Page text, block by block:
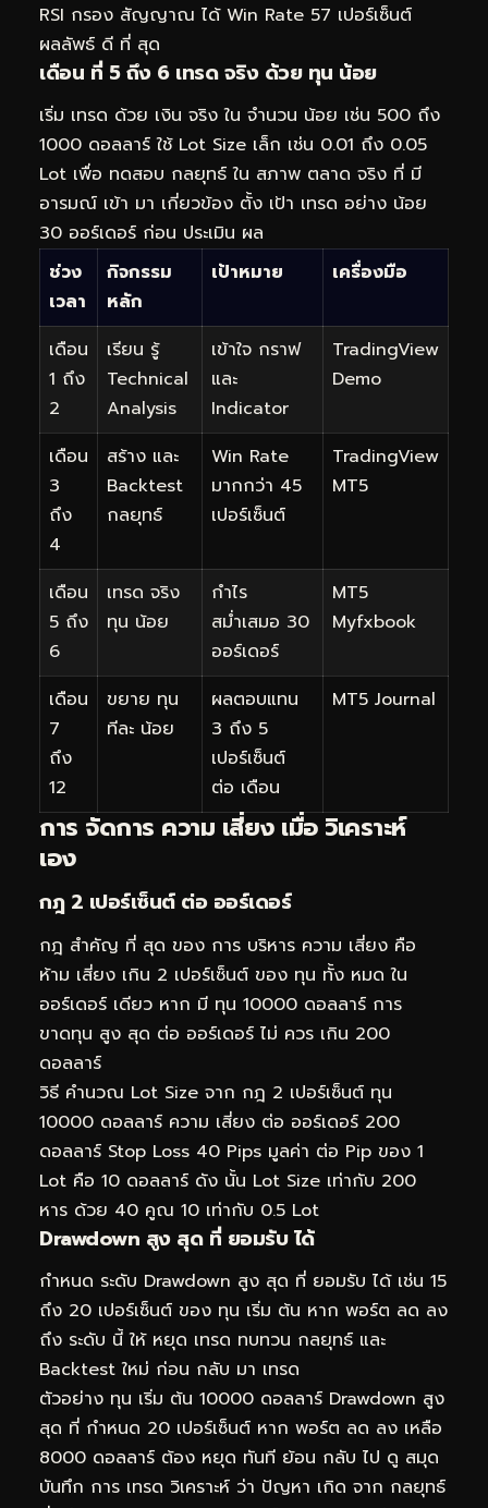
RSI กรอง สัญญาณ ได้ Win Rate 57 เปอร์เซ็นต์
ผลลัพธ์ ดี ที่ สุด
เดือน ที่ 5 ถึง 6 เทรด จริง ด้วย ทุน น้อย
เริ่ม เทรด ด้วย เงิน จริง ใน จำนวน น้อย เช่น 500 ถึง
1000 ดอลลาร์ ใช้ Lot Size เล็ก เช่น 0.01 ถึง 0.05
Lot เพื่อ ทดสอบ กลยุทธ์ ใน สภาพ ตลาด จริง ที่ มี
อารมณ์ เข้า มา เกี่ยวข้อง ตั้ง เป้า เทรด อย่าง น้อย
30 ออร์เดอร์ ก่อน ประเมิน ผล
ช่วง
เวลา
กิจกรรม
หลัก
เป้าหมาย เครื่องมือ
เดือน
1 ถึง
2
เรียน รู้
Technical
Analysis
เข้าใจ กราฟ
และ
Indicator
TradingView
Demo
เดือน
3
ถึง
4
สร้าง และ
Backtest
กลยุทธ์
Win Rate
มากกว่า 45
เปอร์เซ็นต์
TradingView
MT5
เดือน
5 ถึง
6
เทรด จริง
ทุน น้อย
กำไร
สม่ำเสมอ 30
ออร์เดอร์
MT5
Myfxbook
เดือน
7
ถึง
12
ขยาย ทุน
ทีละ น้อย
ผลตอบแทน
3 ถึง 5
เปอร์เซ็นต์
ต่อ เดือน
MT5 Journal
การ จัดการ ความ เสี่ยง เมื่อ วิเคราะห์
เอง
กฎ 2 เปอร์เซ็นต์ ต่อ ออร์เดอร์
กฎ สำคัญ ที่ สุด ของ การ บริหาร ความ เสี่ยง คือ
ห้าม เสี่ยง เกิน 2 เปอร์เซ็นต์ ของ ทุน ทั้ง หมด ใน
ออร์เดอร์ เดียว หาก มี ทุน 10000 ดอลลาร์ การ
ขาดทุน สูง สุด ต่อ ออร์เดอร์ ไม่ ควร เกิน 200
ดอลลาร์
วิธี คำนวณ Lot Size จาก กฎ 2 เปอร์เซ็นต์ ทุน
10000 ดอลลาร์ ความ เสี่ยง ต่อ ออร์เดอร์ 200
ดอลลาร์ Stop Loss 40 Pips มูลค่า ต่อ Pip ของ 1
Lot คือ 10 ดอลลาร์ ดัง นั้น Lot Size เท่ากับ 200
หาร ด้วย 40 คูณ 10 เท่ากับ 0.5 Lot
Drawdown สูง สุด ที่ ยอมรับ ได้
กำหนด ระดับ Drawdown สูง สุด ที่ ยอมรับ ได้ เช่น 15
ถึง 20 เปอร์เซ็นต์ ของ ทุน เริ่ม ต้น หาก พอร์ต ลด ลง
ถึง ระดับ นี้ ให้ หยุด เทรด ทบทวน กลยุทธ์ และ
Backtest ใหม่ ก่อน กลับ มา เทรด
ตัวอย่าง ทุน เริ่ม ต้น 10000 ดอลลาร์ Drawdown สูง
สุด ที่ กำหนด 20 เปอร์เซ็นต์ หาก พอร์ต ลด ลง เหลือ
8000 ดอลลาร์ ต้อง หยุด ทันที ย้อน กลับ ไป ดู สมุด
บันทึก การ เทรด วิเคราะห์ ว่า ปัญหา เกิด จาก กลยุทธ์